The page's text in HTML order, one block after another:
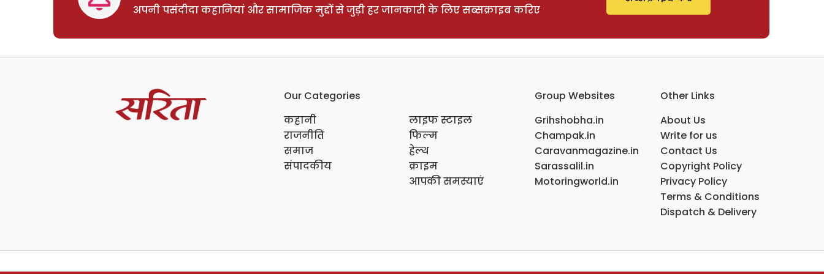
अपनी पसंदीदा कहानियां और सामाजिक मुद्दों से जुड़ी हर जानकारी के लिए सब्सक्राइब करिए
Our Categories
कहानी
राजनीति
समाज
संपादकीय
लाइफ स्टाइल
फिल्म
हेल्थ
क्राइम
आपकी समस्याएं
Group Websites
Grihshobha.in
Champak.in
Caravanmagazine.in
Sarassalil.in
Motoringworld.in
Other Links
About Us
Write for us
Contact Us
Copyright Policy
Privacy Policy
Terms & Conditions
Dispatch & Delivery